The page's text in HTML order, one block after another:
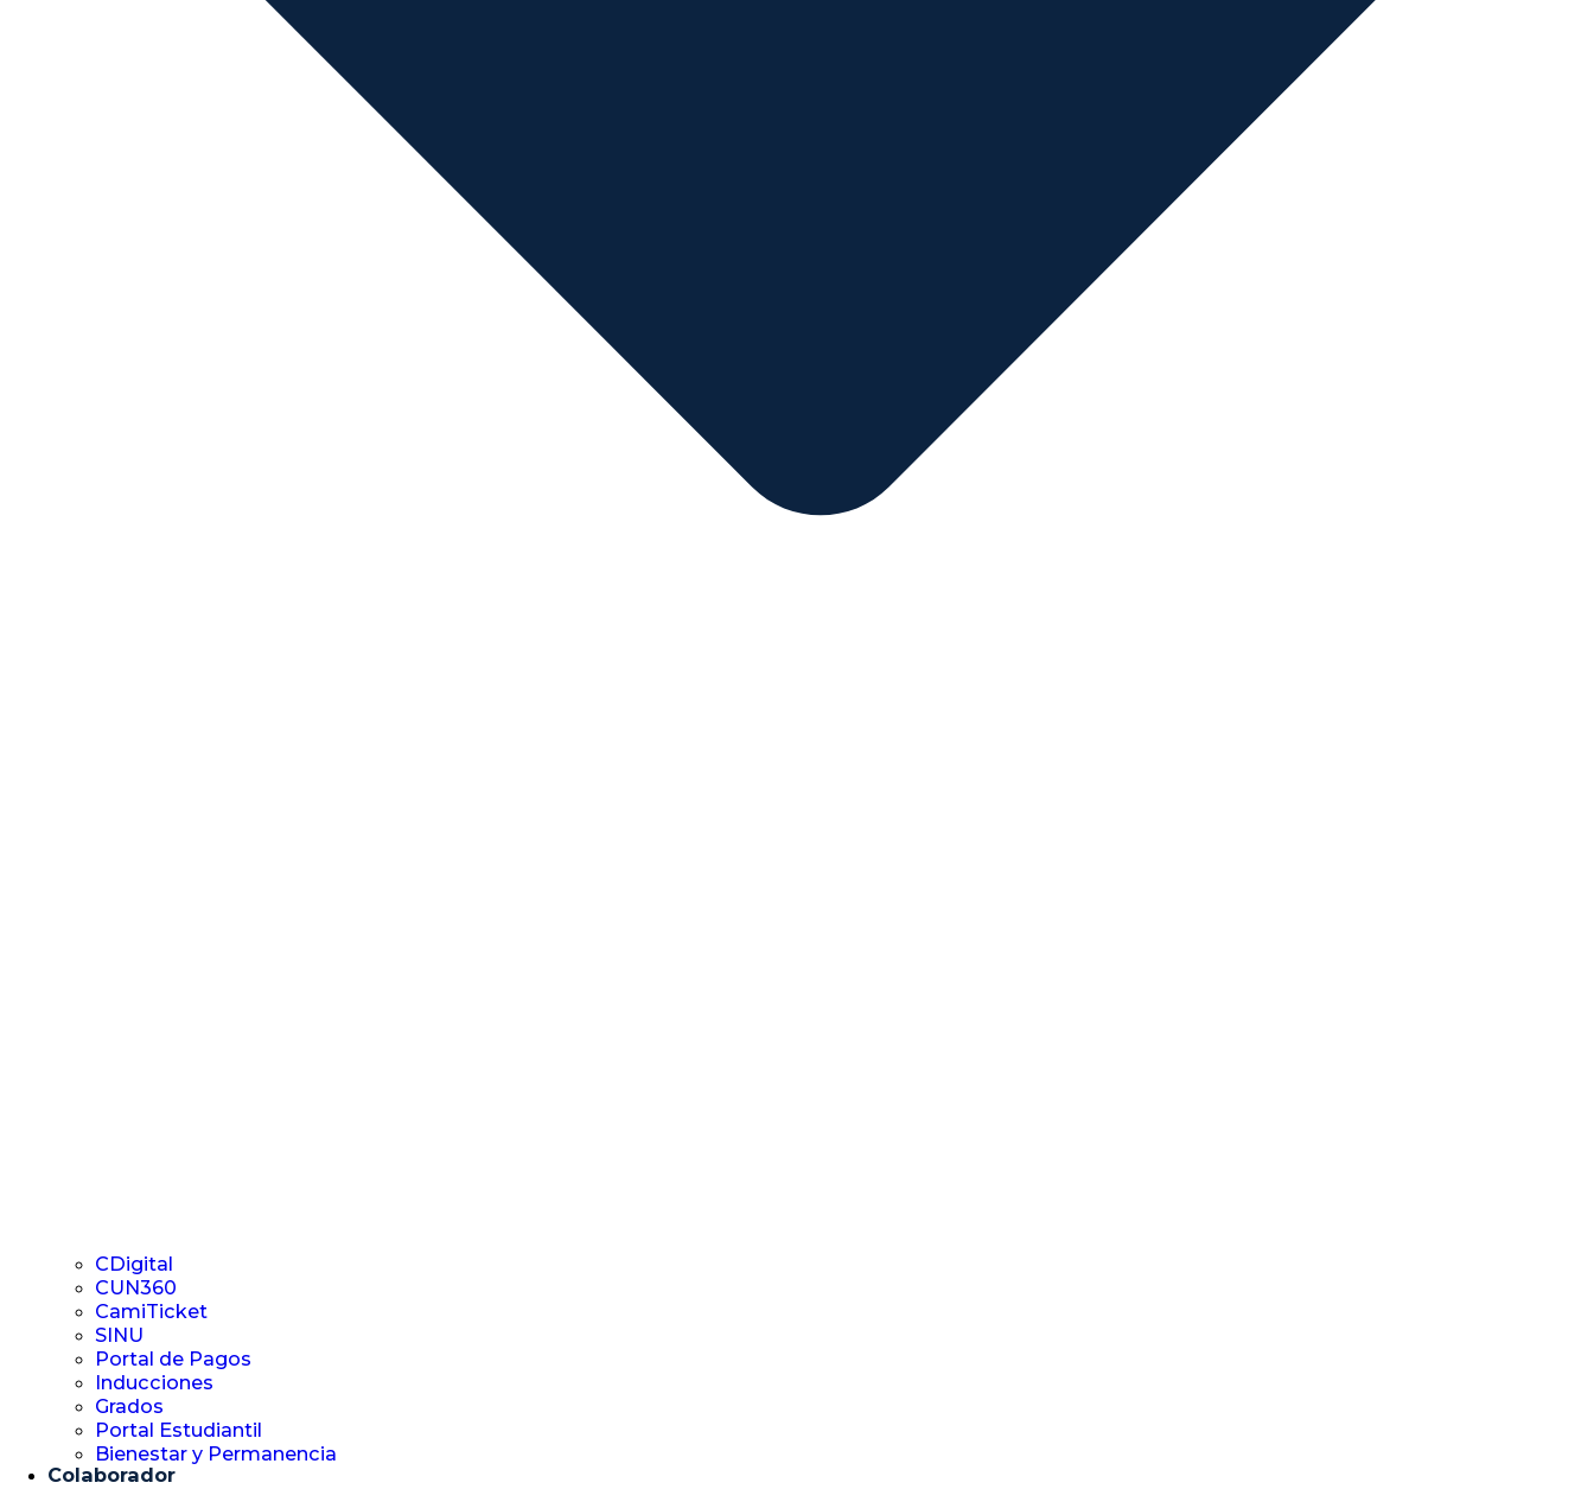
CDigital
CUN360
CamiTicket
SINU
Portal de Pagos
Inducciones
Grados
Portal Estudiantil
Bienestar y Permanencia
Colaborador